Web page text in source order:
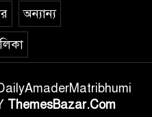
অন্যান্য
ThemesBazar.Com